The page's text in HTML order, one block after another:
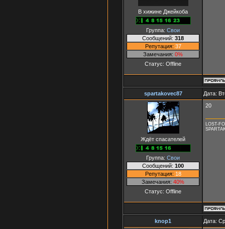
В хижине Джейкоба
Группа: Свои
Сообщений: 318
Репутация: 37
Замечания: 0%
Статус: Offline
spartakovec87 Дата:
Ждёт спасателей
Группа: Свои
Сообщений: 100
Репутация: 18
Замечания: 40%
Статус: Offline
20
LOST-
knop1 Дата: